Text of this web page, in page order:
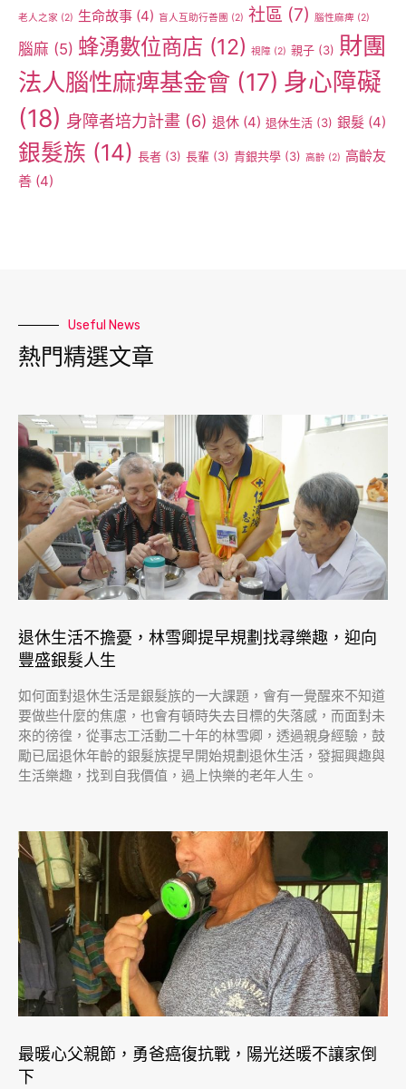
老人之家 (2) 生命故事 (4) 盲人互助行善團 (2) 社區 (7) 腦性麻痺 (2)
腦麻 (5) 蜂湧數位商店 (12) 視障 (2) 親子 (3) 財團
法人腦性麻痺基金會 (17) 身心障礙
(18) 身障者培力計畫 (6) 退休 (4) 退休生活 (3) 銀髮 (4)
銀髮族 (14) 長者 (3) 長輩 (3) 青銀共學 (3) 高齡 (2) 高齡友
善 (4)
Useful News
熱門精選文章
退休生活不擔憂，林雪卿提早規劃找尋樂趣，迎向
豐盛銀髮人生
如何面對退休生活是銀髮族的一大課題，會有一覺醒來不知道
要做些什麼的焦慮，也會有頓時失去目標的失落感，而面對未
來的徬徨，從事志工活動二十年的林雪卿，透過親身經驗，鼓
勵已屆退休年齡的銀髮族提早開始規劃退休生活，發掘興趣與
生活樂趣，找到自我價值，過上快樂的老年人生。
最暖心父親節，勇爸癌復抗戰，陽光送暖不讓家倒
下